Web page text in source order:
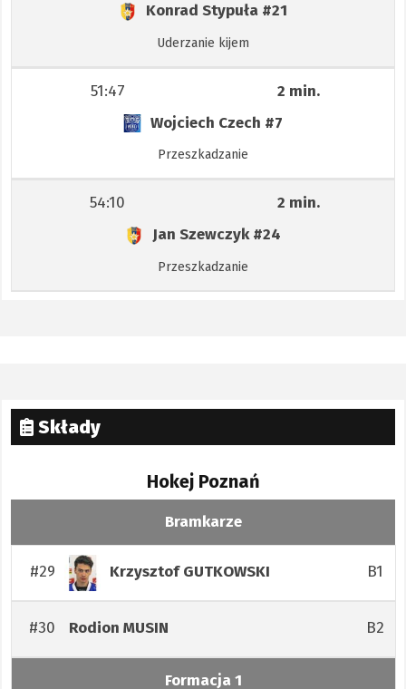
Konrad Stypuła #21
Uderzanie kijem
51:47
2 min.
Wojciech Czech #7
Przeszkadzanie
54:10
2 min.
Jan Szewczyk#24
Przeszkadzanie
Składy
Hokej Poznań
Bramkarze
#29 KrzysztofGUTKOWSKI B1
#30 Rodion MUSIN B2
Formacja 1